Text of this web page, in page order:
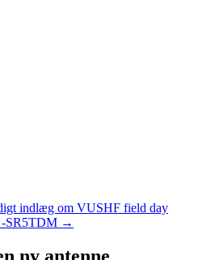
indlæg om VUSHF field day
-SR5TDM →